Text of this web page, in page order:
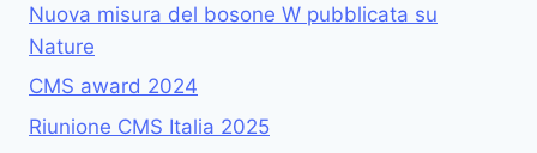
Nuova misura del bosone W pubblicata su
Nature
CMS award 2024
Riunione CMS Italia 2025